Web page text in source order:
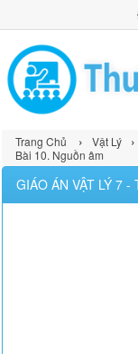
Trang Chủ › Vật Lý ›
Bài 10. Nguồn âm
GIÁO ÁN VẬT LÝ 7